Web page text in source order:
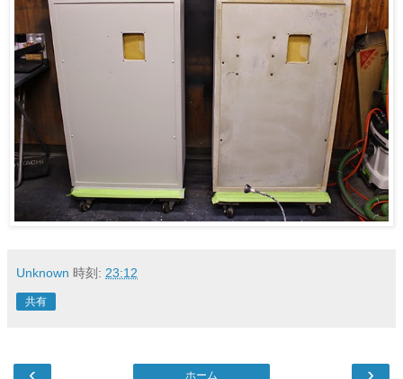
Unknown 時刻: 23:12
共有
‹ ›
ホーム